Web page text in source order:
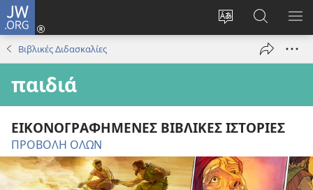
JW.ORG
Αλλαγή
γλώσσας
ιστότοπου
Σύνδεση
(ανοίγει
παράθυρο)
στο
JW.ORG
Βιβλικές Διδασκαλίες
παιδιά
ΕΙΚΟΝΟΓΡΑΦΗΜΕΝΕΣ ΒΙΒΛΙΚΕΣ ΙΣΤΟΡΙΕΣ
ΠΡΟΒΟΛΗ ΟΛΩΝ